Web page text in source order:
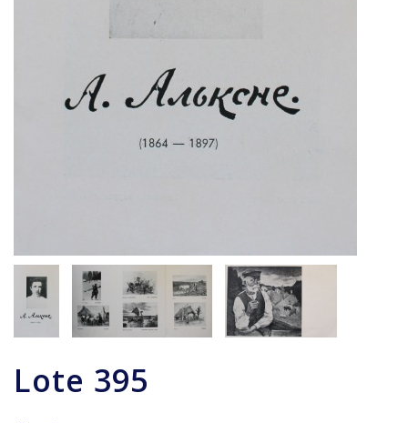
Lote 395